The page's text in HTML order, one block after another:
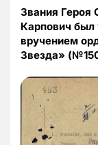
Звания Героя
Карпович был
вручением
Звезда»